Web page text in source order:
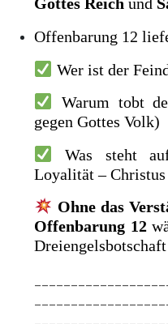
Gottes Reich und
Offenbarung 12
Wer ist der
Warum tobt
gegen Gottes Volk)
Was steht
Loyalität –
Ohne das
Offenbarung 12